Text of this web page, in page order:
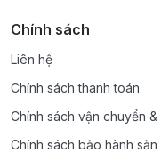
Chính sách
Liên hệ
Chính sách thanh toán
Chính sách vận chuyển
Chính sách bảo hành sản